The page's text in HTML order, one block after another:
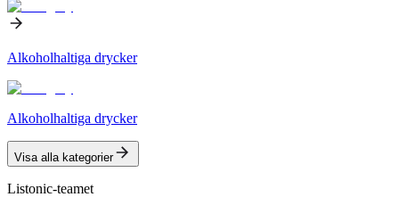
Alkoholhaltiga drycker
Alkoholhaltiga drycker
Visa alla kategorier
Listonic-teamet